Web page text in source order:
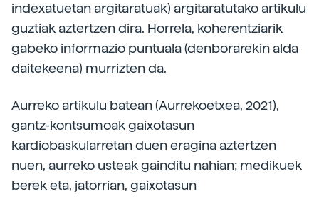
indexatuetan argitaratuak) argitaratutako artikulu
guztiak aztertzen dira. Horrela, koherentziarik
gabeko informazio puntuala (denborarekin alda
daitekeena) murrizten da.
Aurreko artikulu batean (Aurrekoetxea, 2021),
gantz-kontsumoak gaixotasun
kardiobaskularretan duen eragina aztertzen
nuen, aurreko usteak gainditu nahian; medikuek
berek eta, jatorrian, gaixotasun